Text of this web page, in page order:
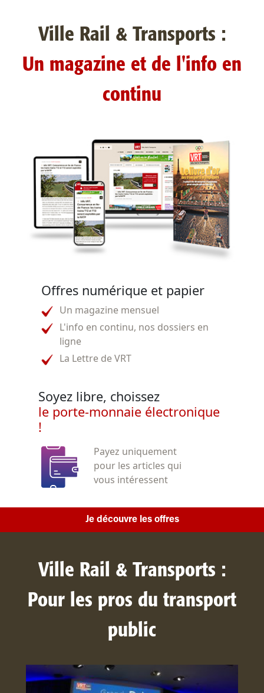
Ville Rail & Transports :
Un magazine et de l'info en
continu
Offres numérique et papier
Un magazine mensuel
L'info en continu, nos dossiers en
ligne
La Lettre de VRT
Soyez libre, choissez
le porte-monnaie électronique
!
Payez uniquement
pour les articles qui
vous intéressent
Je découvre les offres
Ville Rail & Transports :
Pour les pros du transport
public